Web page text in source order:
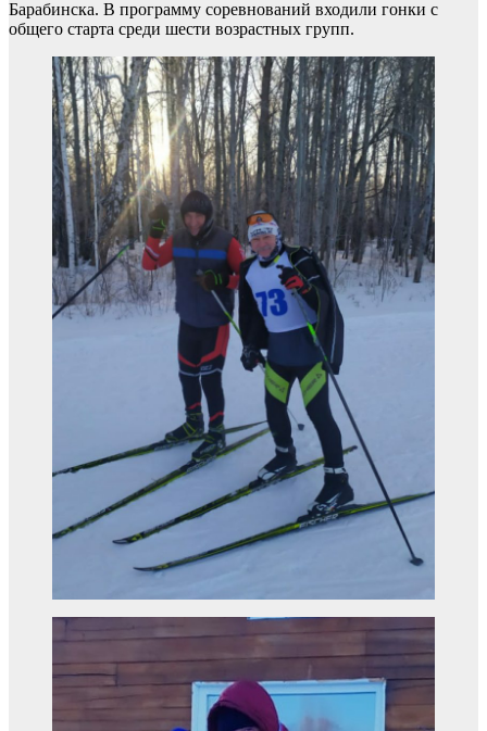
Барабинска. В программу соревнований входили гонки с
общего старта среди шести возрастных групп.